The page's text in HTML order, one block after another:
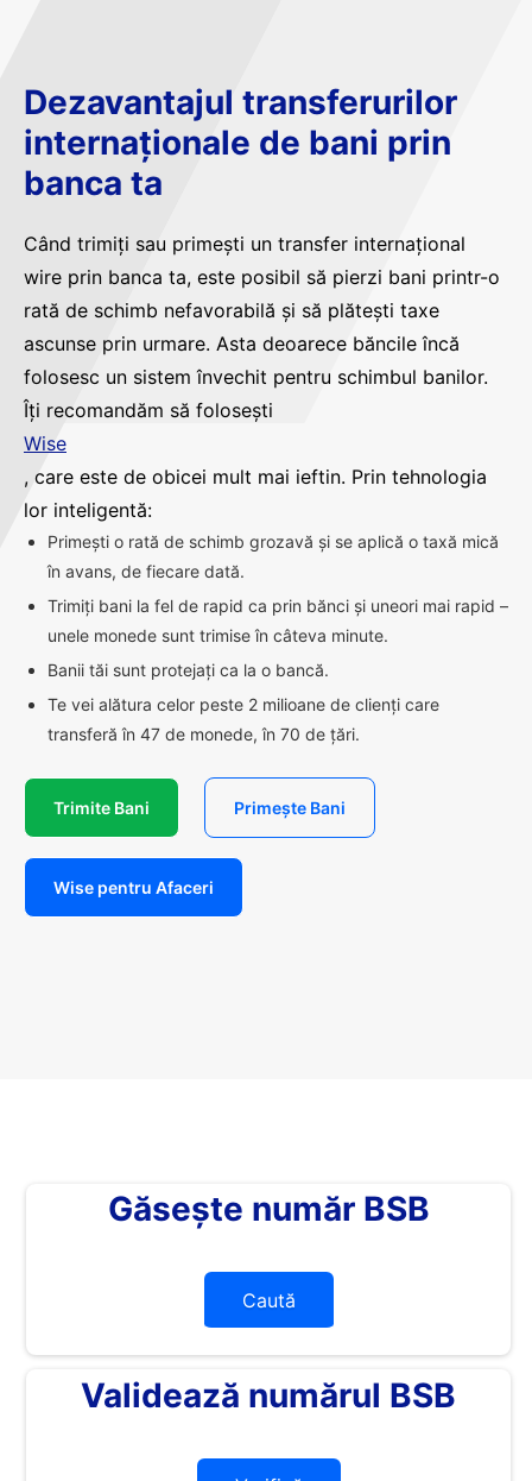
Dezavantajul transferurilor
internaționale de bani prin
banca ta
Când trimiți sau primești un transfer internațional
wire prin banca ta, este posibil să pierzi bani printr-o
rată de schimb nefavorabilă și să plătești taxe
ascunse prin urmare. Asta deoarece băncile încă
folosesc un sistem învechit pentru schimbul banilor.
Îți recomandăm să folosești
Wise
, care este de obicei mult mai ieftin. Prin tehnologia
lor inteligentă:
Primești o rată de schimb grozavă și se aplică o taxă mică
în avans, de fiecare dată.
Trimiți bani la fel de rapid ca prin bănci și uneori mai rapid –
unele monede sunt trimise în câteva minute.
Banii tăi sunt protejați ca la o bancă.
Te vei alătura celor peste 2 milioane de clienți care
transferă în 47 de monede, în 70 de țări.
Trimite Bani Primește Bani
Wise pentru Afaceri
Găsește număr BSB
Caută
Validează numărul BSB